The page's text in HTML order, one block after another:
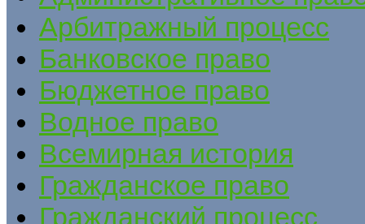
Арбитражный процесс
Банковское право
Бюджетное право
Водное право
Всемирная история
Гражданское право
Гражданский процесс